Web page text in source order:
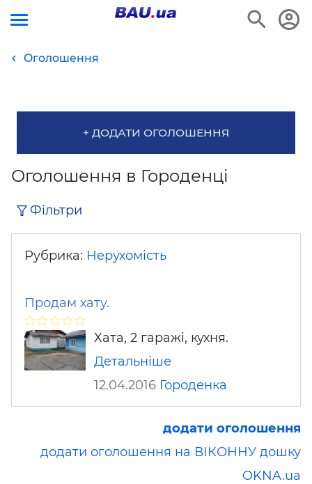
Оголошення
+ ДОДАТИ ОГОЛОШЕННЯ
Оголошення в Городенці
Фільтри
Рубрика: Нерухомість
Продам хату.
Хата, 2 гаражі, кухня.
Детальніше
12.04.2016 Городенка
додати оголошення
додати оголошення на ВІКОННУ дошку
OKNA.ua